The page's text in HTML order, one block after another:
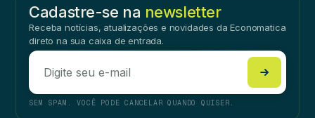
Cadastre-se na newsletter
Receba notícias, atualizações e novidades da Economatica
direto na sua caixa de entrada.
SEM SPAM. VOCÊ PODE CANCELAR QUANDO QUISER.